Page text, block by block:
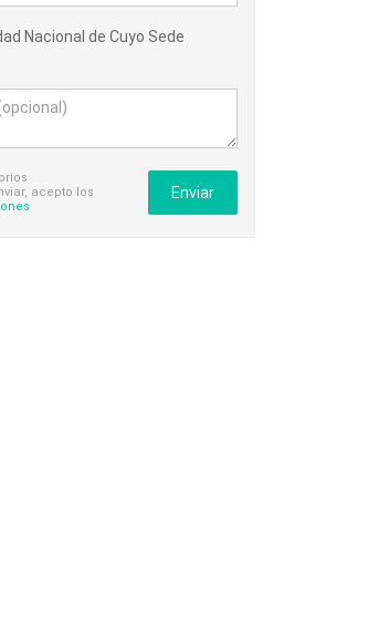
Nacional de Cuyo Sede
acepto los
Enviar